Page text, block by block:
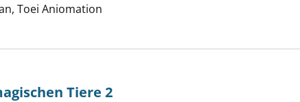
Adventure: Last Evolution Kizuna (Blu-ray) anzeigen
Toei Aniomation
Tiere 2